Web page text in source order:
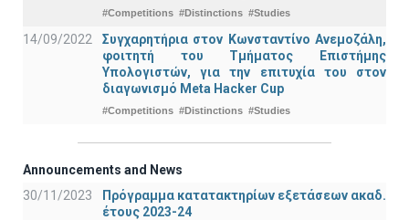
#Competitions #Distinctions #Studies
14/09/2022
Συγχαρητήρια στον Κωνσταντίνο Ανεμοζάλη,
φοιτητή του Τμήματος Επιστήμης
Υπολογιστών, για την επιτυχία του στον
διαγωνισμό Meta Hacker Cup
#Competitions #Distinctions #Studies
Announcements and News
30/11/2023
Πρόγραμμα κατατακτηρίων εξετάσεων ακαδ.
έτους 2023-24